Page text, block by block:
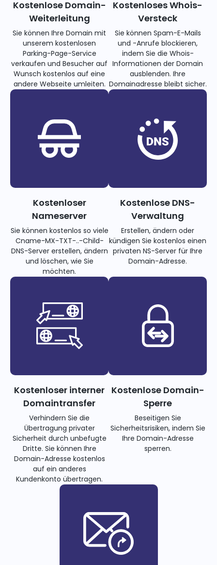
Kostenlose Domain-
Weiterleitung
Sie können Ihre Domain mit
unserem kostenlosen
Parking-Page-Service
verkaufen und Besucher auf
Wunsch kostenlos auf eine
andere Webseite umleiten.
Kostenloses Whois-
Versteck
Sie können Spam-E-Mails
und -Anrufe blockieren,
indem Sie die Whois-
Informationen der Domain
ausblenden. Ihre
Domainadresse bleibt sicher.
Kostenloser
Nameserver
Sie können kostenlos so viele
Cname-MX-TXT-..-Child-
DNS-Server erstellen, ändern
und löschen, wie Sie
möchten.
Kostenlose DNS-
Verwaltung
Erstellen, ändern oder
kündigen Sie kostenlos einen
privaten NS-Server für Ihre
Domain-Adresse.
Kostenloser interner
Domaintransfer
Verhindern Sie die
Übertragung privater
Sicherheit durch unbefugte
Dritte. Sie können Ihre
Domain-Adresse kostenlos
auf ein anderes
Kundenkonto übertragen.
Kostenlose Domain-
Sperre
Beseitigen Sie
Sicherheitsrisiken, indem Sie
Ihre Domain-Adresse
sperren.